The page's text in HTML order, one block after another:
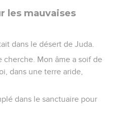
les mauvaises
dans le désert de Juda.
cherche. Mon âme a soif de
dans une terre aride,
dans le sanctuaire pour